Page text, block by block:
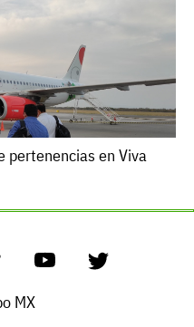
pertenencias en Viva
MX